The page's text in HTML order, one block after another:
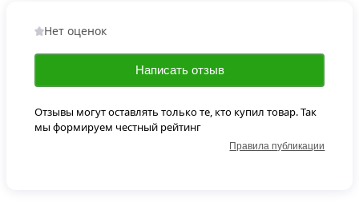
Нет оценок
Написать отзыв
Отзывы могут оставлять только те, кто купил товар. Так
мы формируем честный рейтинг
Правила публикации